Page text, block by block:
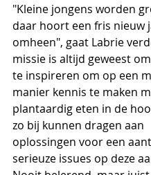
"Kleine jongens worden
daar hoort een fris nieuw
omheen", gaat Labrie
missie is altijd geweest
te inspireren om op een
manier kennis te maken
plantaardig eten in de
zo bij kunnen dragen aan
oplossingen voor een
serieuze issues op deze